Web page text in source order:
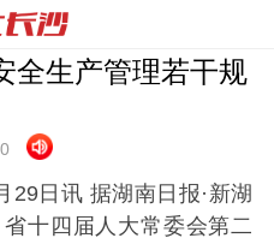
全生产管理若干规
日讯 据湖南日报·新湖
十四届人大常委会第二